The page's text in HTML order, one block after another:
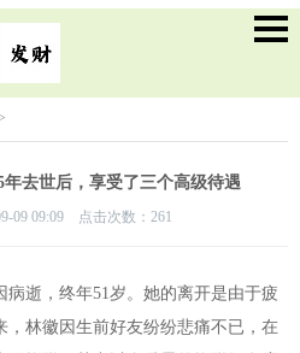
去世后，享受了三个高级待遇
09 09:09 点击次数：261
病逝，终年51岁。她的离开是由于疲
，林徽因生前好友纷纷悲痛不已，在